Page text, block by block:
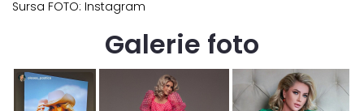
Sursa FOTO: Instagram
Galerie foto